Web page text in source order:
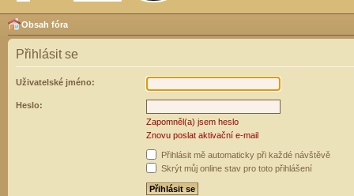
Obsah fóra
Přihlásit se
Uživatelské jméno:
Heslo:
Zapomněl(a) jsem heslo
Znovu poslat aktivační e-mail
Přihlásit mě automaticky při každé návštěvě
Skrýt můj online stav pro toto přihlášení